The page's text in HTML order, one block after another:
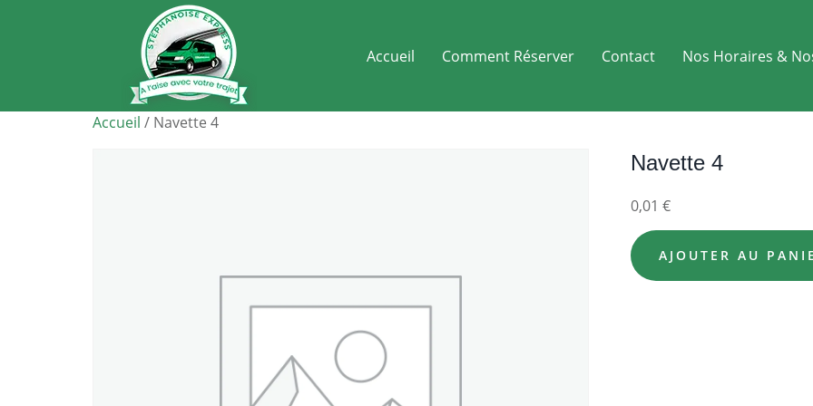
Accueil Comment Réserver Contact Nos Horaires &
Accueil / Navette 4
Navette 4
0,01 €
AJOUTER AU